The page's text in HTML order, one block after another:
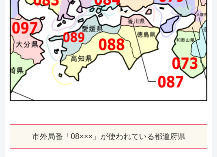
市外局番「08×××」が使われている都道府県